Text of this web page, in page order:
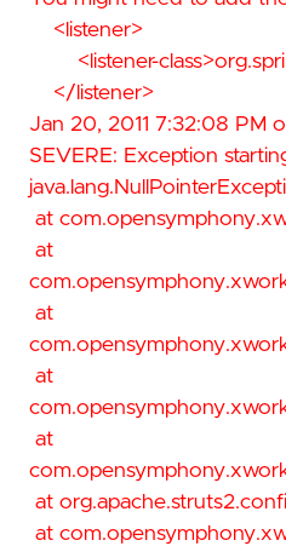
<listener>
<listener-
</listener>
Jan 20, 2011 7:32:08 PM
SEVERE: Exception
at
at
at
at
at
at
at